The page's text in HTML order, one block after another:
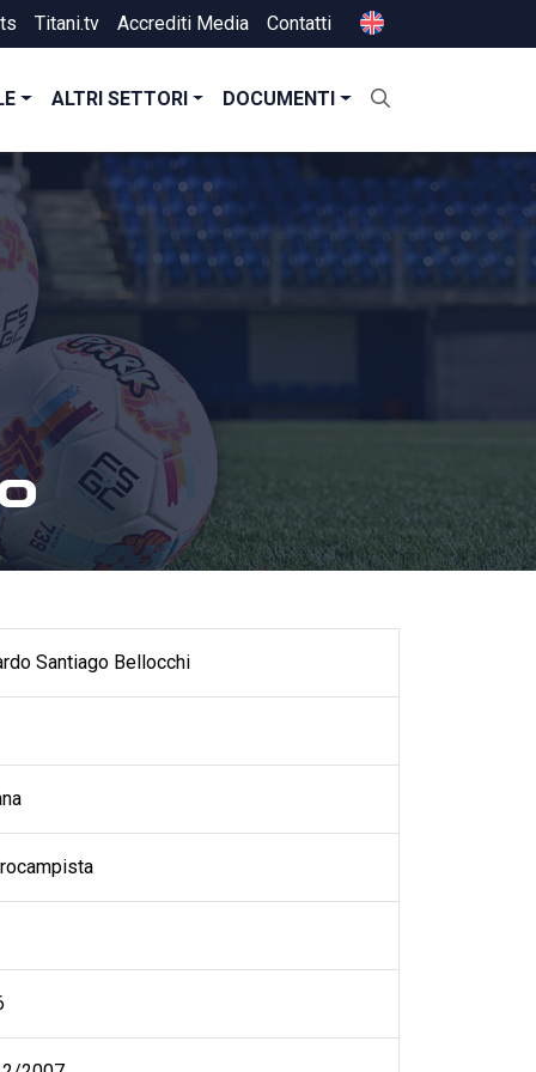
Titani.tv Accrediti Media Contatti
ALTRI SETTORI DOCUMENTI
Santiago Bellocchi